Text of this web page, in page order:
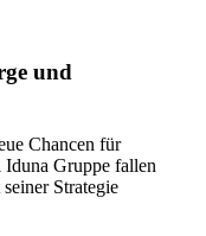
und
Chancen für
Gruppe fallen
Strategie